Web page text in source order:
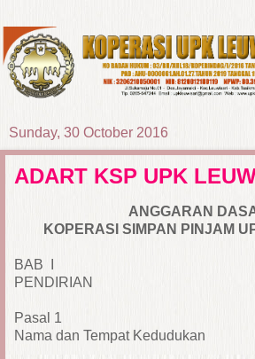
Sunday, 30 October 2016
ADART KSP UPK
ANGGARAN
KOPERASI SIMPAN PINJAM
BAB I
PENDIRIAN
Pasal 1
Nama dan Tempat Kedudukan